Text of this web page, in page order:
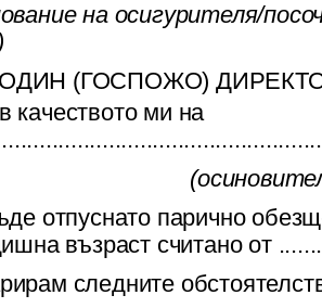
на осигурителя/
(ГОСПОЖО)
качеството ми на
отпуснато парично
възраст считано от
следните